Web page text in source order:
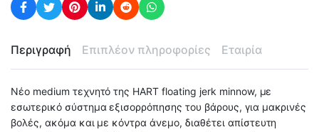
Περιγραφή Επιπλέον πληροφορίες Εταιρία
Νέο medium τεχνητό της HART floating jerk minnow, με
εσωτερικό σύστημα εξισορρόπησης του βάρους, για μακρινές
βολές, ακόμα και με κόντρα άνεμο, διαθέτει απίστευτη